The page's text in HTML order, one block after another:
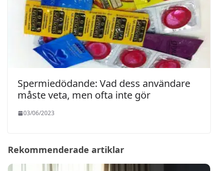
Spermiedödande: Vad dess användare
måste veta, men ofta inte gör
03/06/2023
Rekommenderade artiklar